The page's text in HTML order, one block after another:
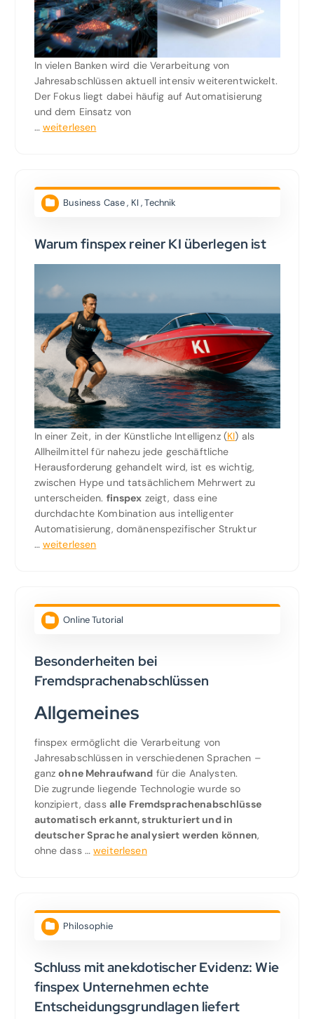
In vielen Banken wird die Verarbeitung von
Jahresabschlüssen aktuell intensiv weiterentwickelt.
Der Fokus liegt dabei häufig auf Automatisierung
und dem Einsatz von
… weiterlesen
Business Case, KI ,Technik
Warum finspex reiner KI überlegen ist
In einer Zeit, in der Künstliche Intelligenz (KI) als
Allheilmittel für nahezu jede geschäftliche
Herausforderung gehandelt wird, ist es wichtig,
zwischen Hype und tatsächlichem Mehrwert zu
unterscheiden. finspex zeigt, dass eine
durchdachte Kombination aus intelligenter
Automatisierung, domänenspezifischer Struktur
… weiterlesen
Online Tutorial
Besonderheiten bei
Fremdsprachenabschlüssen
Allgemeines
finspex ermöglicht die Verarbeitung von
Jahresabschlüssen in verschiedenen Sprachen –
ganzohne Mehraufwand für die Analysten.
Die zugrunde liegende Technologie wurde so
konzipiert, dass alle Fremdsprachenabschlüsse
automatisch erkannt, strukturiert und in
deutscher Sprache analysiert werden können,
ohne dass …weiterlesen
Philosophie
Schluss mit anekdotischer Evidenz: Wie
finspex Unternehmen echte
Entscheidungsgrundlagen liefert